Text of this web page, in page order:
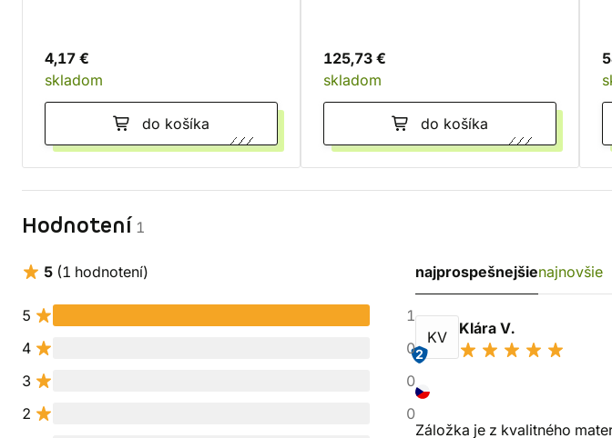
4,17 €
skladom
do košíka
125,73 €
skladom
do košíka
Hodnotení 1
5 (1 hodnotení)
5
1
4
0
3
0
2
0
najprospešnejšienajnovšie
KV
2
Klára V.
Záložka je z kvalitného